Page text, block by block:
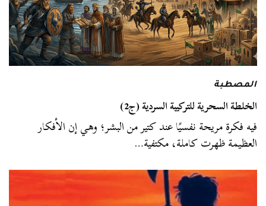
المصطبة
الخلطة السحرية للتركيبة السردية (ج2)
فيه فكرة مريحة نفسيًا عند كتير من البشر؛ وهي إن الأفكار
العظيمة ظهرت كاملة، مكتفية…